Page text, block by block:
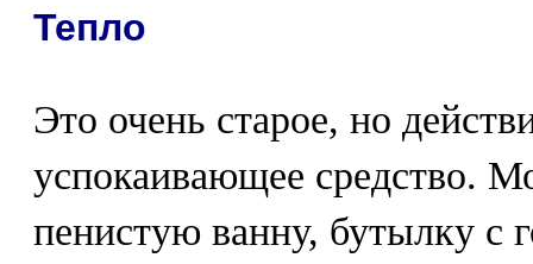
Тепло
Это очень старое, но
успокаивающее средство.
пенистую ванну, бутылку с